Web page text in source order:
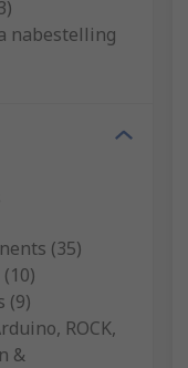
nabestelling
(35)
(9)
ROCK,
&